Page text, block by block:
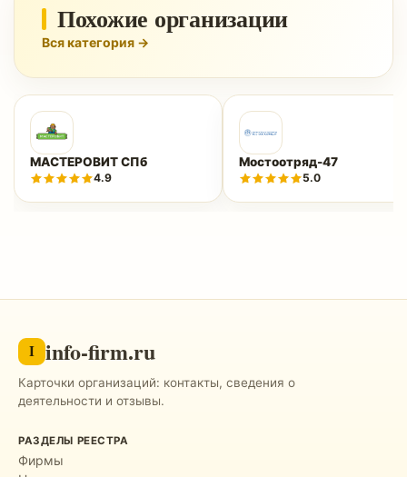
Похожие организации
Вся категория →
МАСТЕРОВИТ СПб
4.9
Мостоотряд-47
5.0
I info-firm.ru
Карточки организаций: контакты, сведения о
деятельности и отзывы.
РАЗДЕЛЫ РЕЕСТРА
Фирмы